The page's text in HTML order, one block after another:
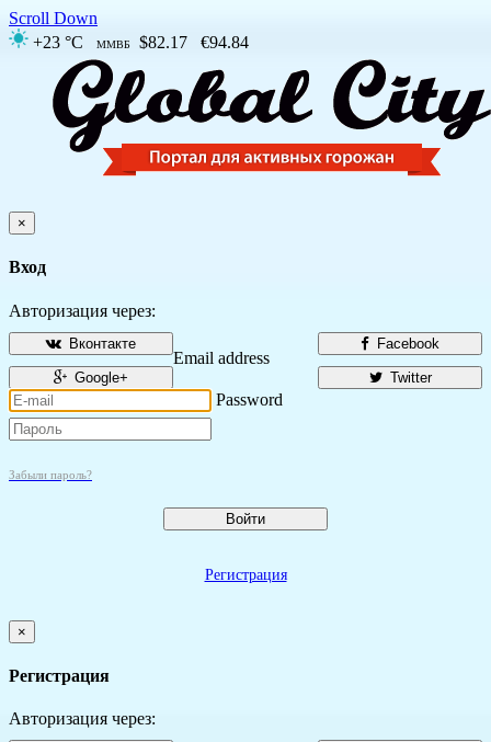
Scroll Down
+23 °C
ММВБ $82.17 €94.84
×
Вход
Авторизация через:
Facebook
Вконтакте
Twitter
Google+
Email address
Password
Забыли пароль?
Войти
Регистрация
×
Регистрация
Авторизация через: